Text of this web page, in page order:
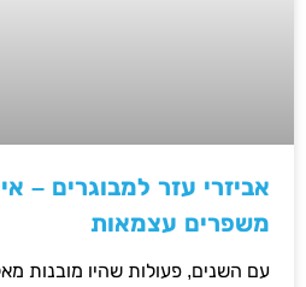
אביזרי עזר למבוגרים –
משפרים עצמאות
עם השנים, פעולות שהיו מובנות